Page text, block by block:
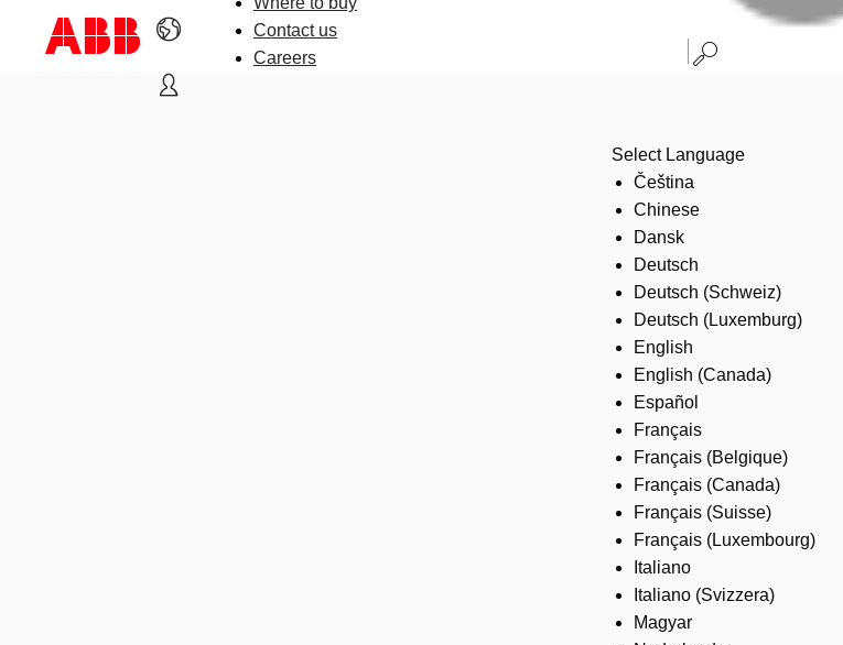
Contact us
Careers
Select Language
Čeština
Chinese
Dansk
Deutsch
Deutsch (Schweiz)
Deutsch (Luxemburg)
English
English (Canada)
Español
Français
Français (Belgique)
Français (Canada)
Français (Suisse)
Français (Luxembourg)
Italiano
Italiano (Svizzera)
Magyar